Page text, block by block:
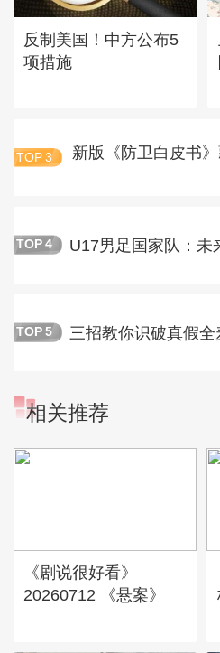
反制美国！中方公布5
项措施
TOP 3 新版《防卫白皮书
TOP 4 U17男足国家队：未
TOP 5 三招教你识破真假全
相关推荐
《剧说很好看》
20260712 《悬案》